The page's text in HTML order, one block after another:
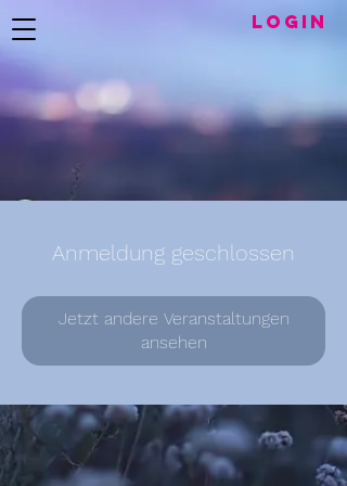
LogIN
Anmeldung geschlossen
Jetzt andere Veranstaltungen
ansehen